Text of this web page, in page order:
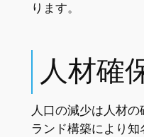
ります。
人材確
人口の減少は人材
ランド構築により